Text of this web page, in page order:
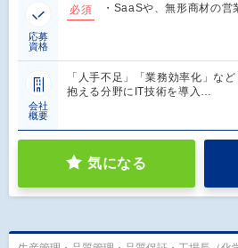
応募
資格
必須 ・SaaSや、無形商材の
会社
概要
「人手不足」「業務効率化」な
抱える分野にIT技術を導入…
気になる